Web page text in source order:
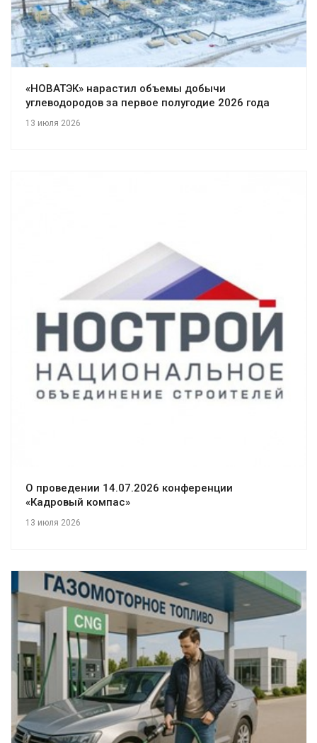
«НОВАТЭК» нарастил объемы добычи
углеводородов за первое полугодие 2026 года
13 июля 2026
О проведении 14.07.2026 конференции
«Кадровый компас»
13 июля 2026